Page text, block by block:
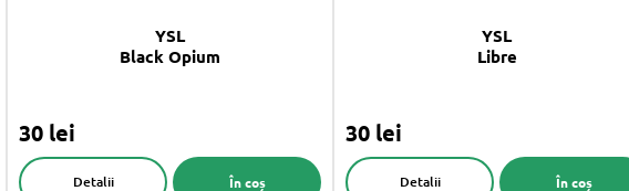
YSL
Black Opium
30 lei
În coș
Detalii
YSL
Libre
30 lei
În coș
Detalii